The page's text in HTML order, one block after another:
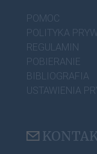
POMOC
POLITYKA
REGULAMIN
POBIERANIE
BIBLIOGRAFIA
USTAWIENIA